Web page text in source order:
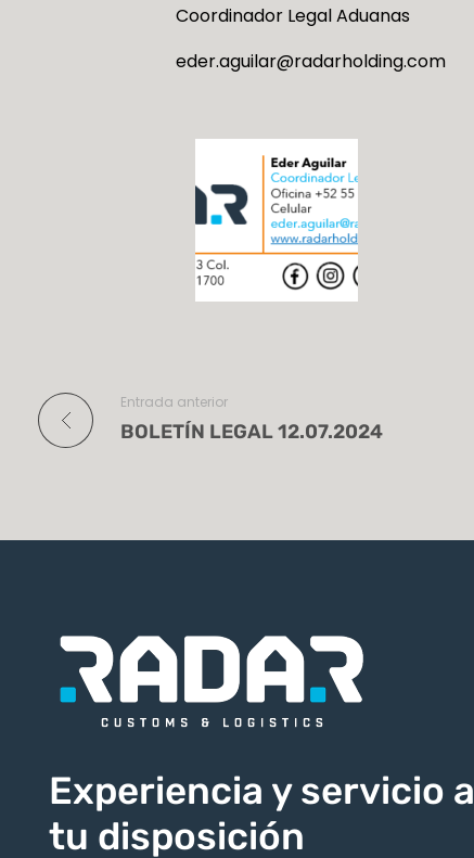
Coordinador Legal Aduanas
eder.aguilar@radarholding.com
Entrada anterior
BOLETÍN LEGAL 12.07.2024
Experiencia y servicio a
tu disposición